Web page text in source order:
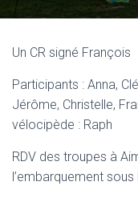
Un CR signé François
Participants : Anna,
Jérôme, Christelle,
vélocipède : Raph
RDV des troupes à
l’embarquement sous